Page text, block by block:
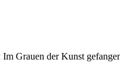
Grauen der Kunst